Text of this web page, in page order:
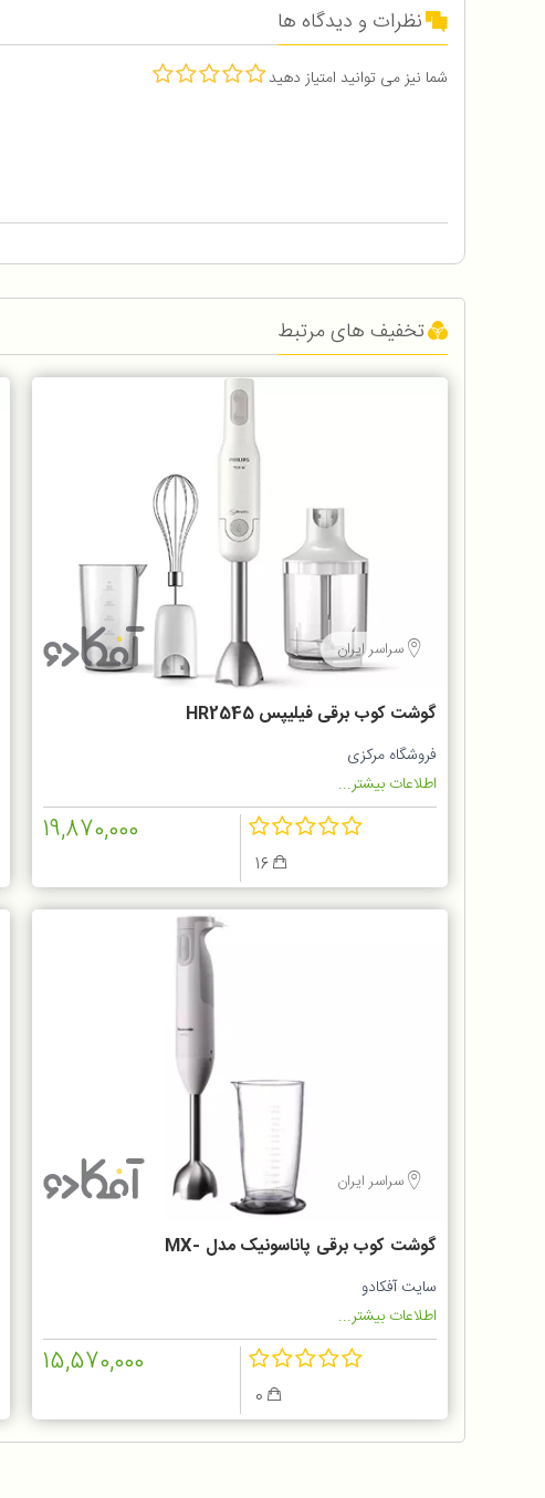
نظرات و دیدگاه ها
شما نیز می توانید امتیاز دهید
تخفیف های مرتبط
سراسر ایران
گوشت کوب برقی فیلیپس HR2545
فروشگاه مرکزی
اطلاعات بیشتر...
19,870,000
سراسر ایران
گوشت کوب برقی پاناسونیک مدل MX-
GS1
سایت آفکادو
اطلاعات بیشتر...
15,570,000